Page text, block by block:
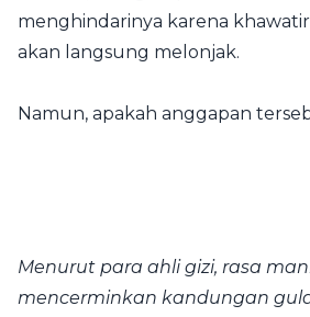
menghindarinya karena
akan langsung melonjak.
Namun, apakah anggapan
Menurut para ahli gizi, rasa
mencerminkan kandungan